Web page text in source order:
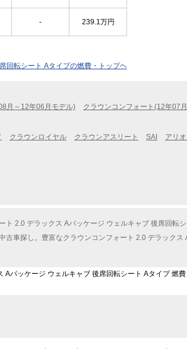
- 239.1万円
回転シート Aタイプの燃費・トップヘ
月～12年06月モデル)
クラウンコンフォート(12年07
クラウンロイヤル クラウンアスリート SAI アリ
2.0 デラックス Aパッケージ ウェルキャブ 後席回転
車探し。豊富なクラウンコンフォート 2.0 デラックス
Aパッケージ ウェルキャブ 後席回転シート Aタイプ 燃